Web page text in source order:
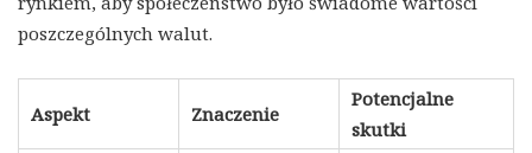
poszczególnych walut.
Aspekt Znaczenie
Potencjalne
skutki